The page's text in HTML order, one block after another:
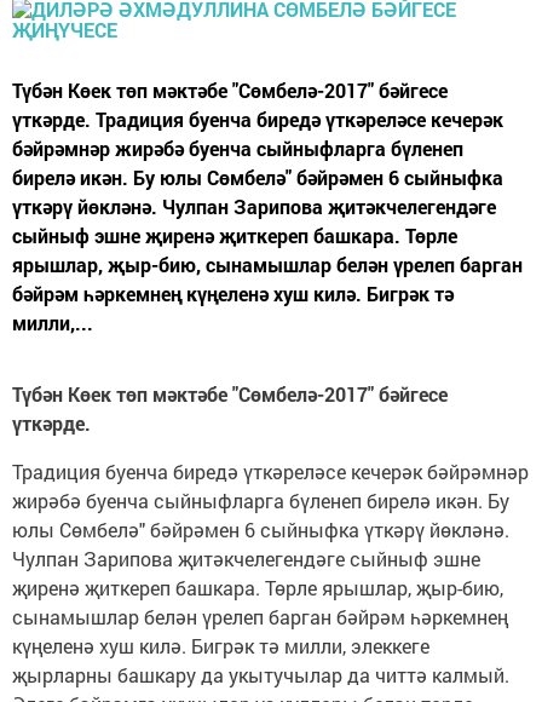
Түбән Көек төп мәктәбе "Сөмбелә-2017" бәйгесе
үткәрде. Традиция буенча биредә үткәреләсе кечерәк
бәйрәмнәр жирәбә буенча сыйныфларга бүленеп
бирелә икән. Бу юлы Сөмбелә" бәйрәмен 6 сыйныфка
үткәрү йөкләнә. Чулпан Зарипова җитәкчелегендәге
сыйныф эшне җиренә җиткереп башкара. Төрле
ярышлар, җыр-бию, сынамышлар белән үрелеп барган
бәйрәм һәркемнең күңеленә хуш килә. Бигрәк тә
милли,...
Түбән Көек төп мәктәбе "Сөмбелә-2017" бәйгесе
үткәрде.
Традиция буенча биредә үткәреләсе кечерәк бәйрәмнәр
жирәбә буенча сыйныфларга бүленеп бирелә икән. Бу
юлы Сөмбелә" бәйрәмен 6 сыйныфка үткәрү йөкләнә.
Чулпан Зарипова җитәкчелегендәге сыйныф эшне
җиренә җиткереп башкара. Төрле ярышлар, җыр-бию,
сынамышлар белән үрелеп барган бәйрәм һәркемнең
күңеленә хуш килә. Бигрәк тә милли, элеккеге
җырларны башкару да укытучылар да читтә калмый.